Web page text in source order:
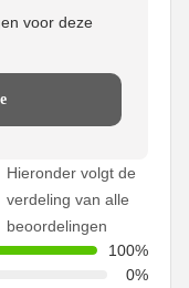
voor deze
Hieronder volgt de
verdeling van alle
beoordelingen
100%
0%